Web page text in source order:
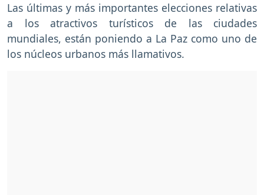
Las últimas y más importantes elecciones relativas
a los atractivos turísticos de las ciudades
mundiales, están poniendo a La Paz como uno de
los núcleos urbanos más llamativos.